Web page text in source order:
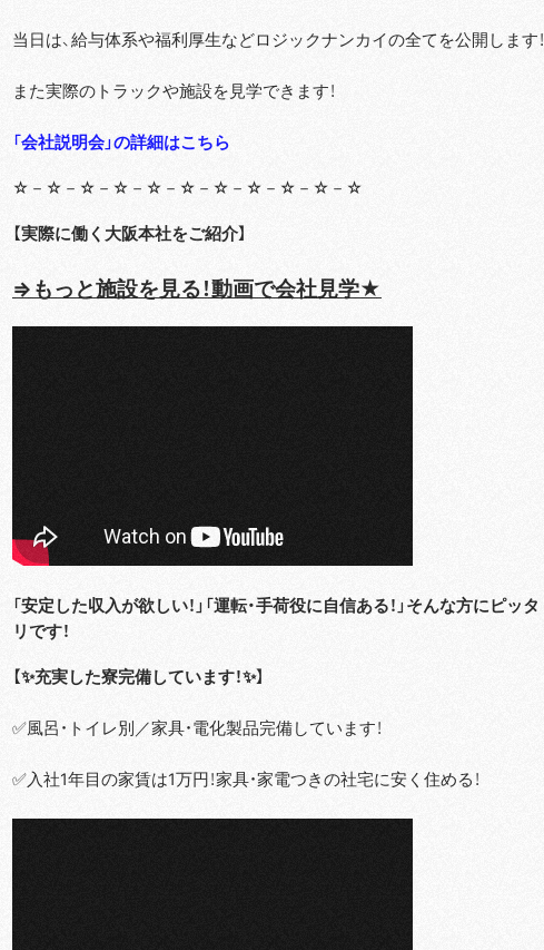
当日は、給与体系や福利厚生などロジックナンカイの全てを公開します！
また実際のトラックや施設を見学できます！
「会社説明会」の詳細はこちら
☆－☆－☆－☆－☆－☆－☆－☆－☆－☆－☆
【実際に働く大阪本社をご紹介】
⇒もっと施設を見る！動画で会社見学★
「安定した収入が欲しい！」「運転・手荷役に自信ある！」そんな方にピッタ
リです！
【✨充実した寮完備しています！✨】
✅風呂・トイレ別／家具・電化製品完備しています！
✅入社1年目の家賃は1万円！家具・家電つきの社宅に安く住める！